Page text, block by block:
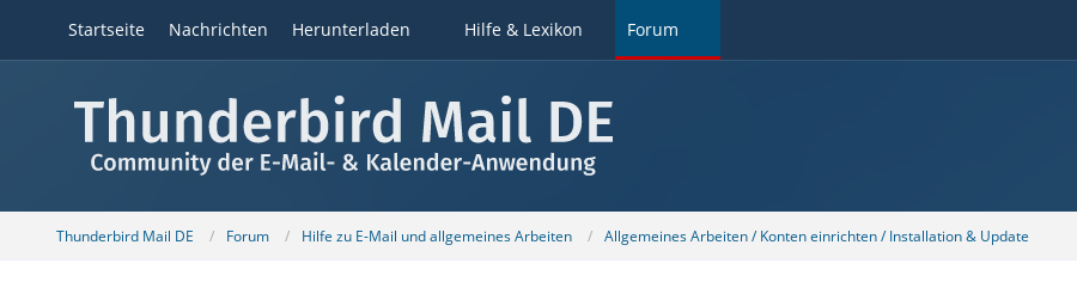
Startseite Nachrichten Herunterladen Hilfe & Lexikon Forum
Thunderbird Mail DE Forum Hilfe zu E-Mail und allgemeines Arbeiten Allgemeines Arbeiten / Konten einrichten / Installation & Update